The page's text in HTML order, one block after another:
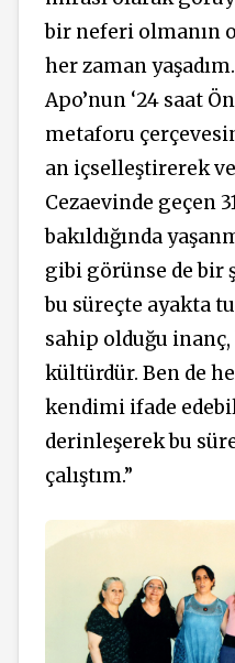
bir neferi olmanın
her zaman
Apo’nun ‘24 saat
metaforu
an içselleştirerek
Cezaevinde geçen
bakıldığında
gibi görünse de bir
bu süreçte ayakta
sahip olduğu
kültürdür. Ben de
kendimi ifade
derinleşerek bu
çalıştım.”